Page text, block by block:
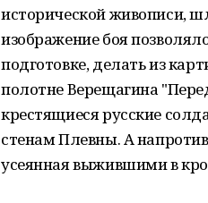
исторической живописи,
изображение боя
подготовке, делать из
полотне Верещагина
крестящиеся русские
стенам Плевны. А
усеянная выжившими в